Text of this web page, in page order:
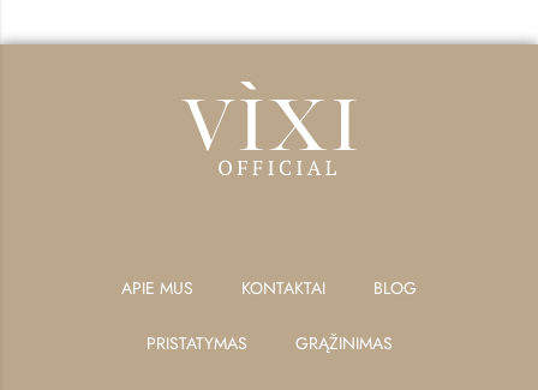
APIE MUS KONTAKTAI BLOG
PRISTATYMAS GRĄŽINIMAS